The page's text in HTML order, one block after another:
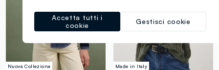
Nuova Collezione Made in Italy
Gestisci cookie
Accetta tutti i
cookie